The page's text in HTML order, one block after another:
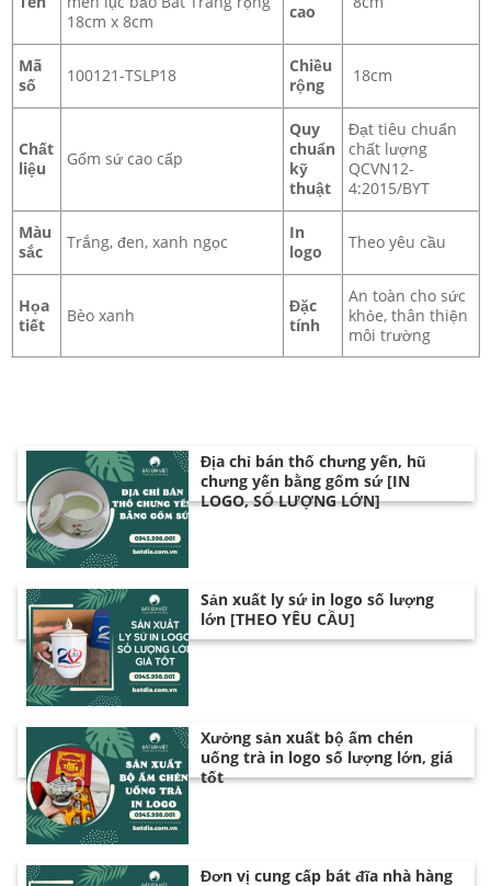
Đơn vị cung cấp bát phở số lượng lớn
18cm x 8cm
cao
Mã
số
100121-TSLP18
Chiều
rộng
18cm
Chất
liệu
Gốm sứ cao cấp
Quy
chuẩn
kỹ
thuật
Đạt tiêu chuẩn
chất lượng
QCVN12-
4:2015/BYT
Màu
sắc
Trắng, đen, xanh ngọc
In
logo
Theo yêu cầu
Họa
tiết
Bèo xanh
Đặc
tính
An toàn cho sức
khỏe, thân thiện
môi trường
Địa chỉ bán thố chưng yến, hũ
chưng yến bằng gốm sứ [IN
LOGO, SỐ LƯỢNG LỚN]
Sản xuất ly sứ in logo số lượng
lớn [THEO YÊU CẦU]
Xưởng sản xuất bộ ấm chén
uống trà in logo số lượng lớn, giá
tốt
Đơn vị cung cấp bát đĩa nhà hàng